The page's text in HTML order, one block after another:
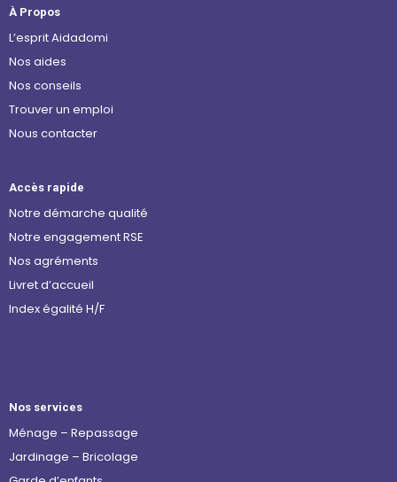
À Propos
L’esprit Aidadomi
Nos aides
Nos conseils
Trouver un emploi
Nous contacter
Accès rapide
Notre démarche qualité
Notre engagement RSE
Nos agréments
Livret d’accueil
Index égalité H/F
Nos services
Ménage – Repassage
Jardinage – Bricolage